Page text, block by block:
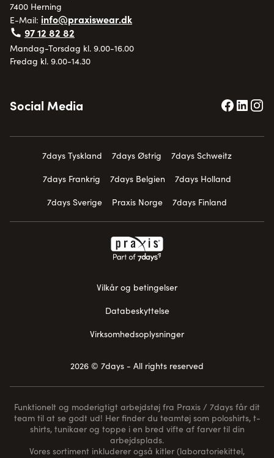
7400 Herning
E-Mail: info@praxiswear.dk
97 12 82 82
Mandag-Torsdag kl. 9.00-16.00
Fredag kl. 9.00-14.30
Social Media
7days Tyskland 7days Østrig
7days Schweitz
7days Frankrig
7days Belgien
7days Holland
7days Sverige
Praxis Norge 7days Finland
Vilkår og betingelser
Databeskyttelse
Virksomhedsoplysninger
2026 © 7days - All rights reserved
Funktionelt og moderigtigt arbejdstøj fra Praxis / 7days får dit
team til at se godt ud! Her finder du teamtøj som poloshirts, t-
shirts, tunikaer og toppe i en bred vifte af farver til din
arbejdsplads.
Vores sortiment inkluderer også kitler (laboratoriekittel,